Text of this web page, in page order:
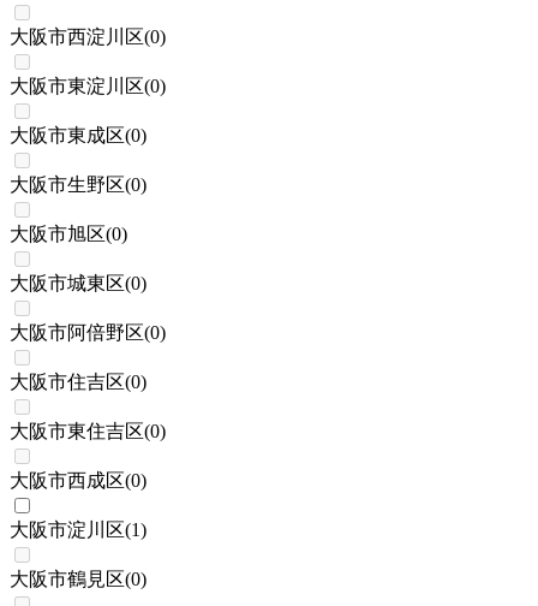
大阪市西淀川区(0)
大阪市東淀川区(0)
大阪市東成区(0)
大阪市生野区(0)
大阪市旭区(0)
大阪市城東区(0)
大阪市阿倍野区(0)
大阪市住吉区(0)
大阪市東住吉区(0)
大阪市西成区(0)
大阪市淀川区(1)
大阪市鶴見区(0)